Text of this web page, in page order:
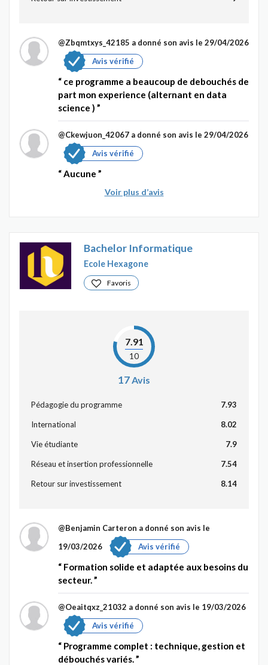
@Zbqmtxys_42185 a donné son avis le 29/04/2026
Avis vérifié
ce programme a beaucoup de debouchés de
part mon experience (alternant en data
science )
@Ckewjuon_42067 a donné son avis le 29/04/2026
Avis vérifié
Aucune
Voir plus d’avis
Bachelor Informatique
Ecole Hexagone
Favoris
7.91
10
17Avis
Pédagogie du programme 7.93
International 8.02
Vie étudiante 7.9
Réseau et insertion professionnelle 7.54
Retour sur investissement 8.14
@Benjamin Carteron a donné son avis le
19/03/2026
Avis vérifié
Formation solide et adaptée aux besoins du
secteur.
@Oeaitqxz_21032 a donné son avis le 19/03/2026
Avis vérifié
Programme complet : technique, gestion et
débouchés variés.